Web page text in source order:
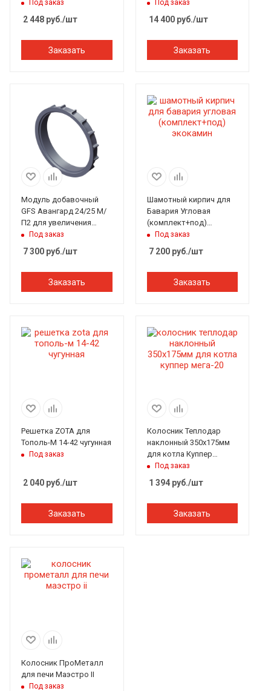
(Студент, Инженер,
Гимназист)
Под заказ
2 448 руб./шт
Заказать
креп.муфтой h=1230мм
ЭкоКамин
Под заказ
14 400руб./шт
Заказать
Модуль добавочный
GFS Авангард 24/25 М/
П2 для увеличения
каменки h-55 мм
Под заказ
7 300 руб./шт
Заказать
Шамотный кирпич для
Бавария Угловая
(комплект+под)
ЭкоКамин
Под заказ
7 200руб./шт
Заказать
Решетка ZOTA для
Тополь-М 14-42 чугунная
Под заказ
2 040 руб./шт
Заказать
Колосник Теплодар
наклонный 350х175мм
для котла Куппер
Мега-20
Под заказ
1 394руб./шт
Заказать
Колосник ПроМеталл
для печи Маэстро II
Под заказ